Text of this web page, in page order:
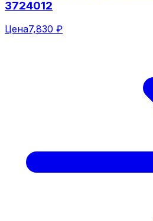
3724012
Цена7,830 ₽